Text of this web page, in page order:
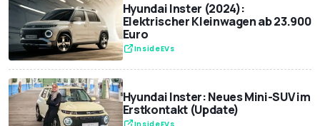
Hyundai Inster (2024):
Elektrischer Kleinwagen ab 23.900
Euro
InsideEVs
Hyundai Inster: Neues Mini-SUV im
Erstkontakt (Update)